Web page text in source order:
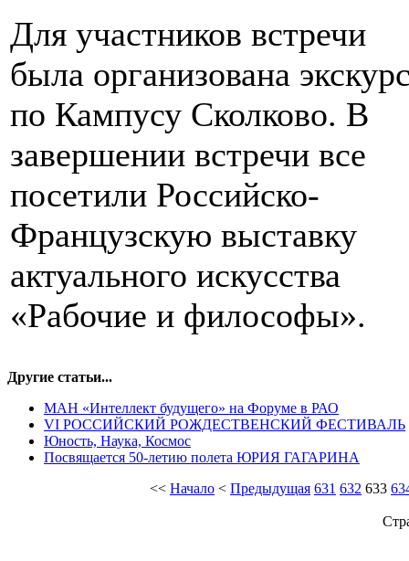
Для участников встречи
была организована
по Кампусу Сколково. В
завершении встречи все
посетили Российско-
Французскую выставку
актуального искусства
«Рабочие и философы».
Другие статьи...
МАН «Интеллект будущего» на Форуме в РАО
VI РОССИЙСКИЙ РОЖДЕСТВЕНСКИЙ ФЕСТИВАЛЬ
Юность, Наука, Космос
Посвящается 50-летию полета ЮРИЯ ГАГАРИНА
<< Начало < Предыдущая 631 632 633